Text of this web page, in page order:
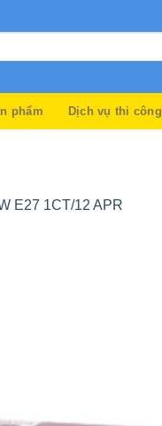
phẩm Dịch vụ thi công
E27 1CT/12 APR